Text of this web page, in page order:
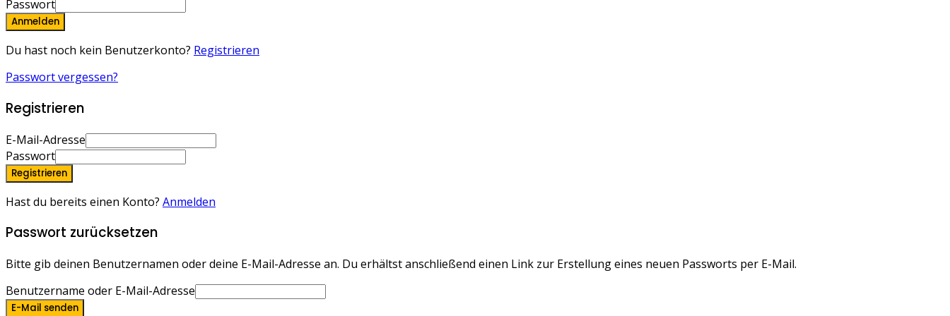
Passwort
Anmelden
Du hast noch kein Benutzerkonto? Registrieren
Passwort vergessen?
Registrieren
E-Mail-Adresse
Passwort
Registrieren
Hast du bereits einen Konto? Anmelden
Passwort zurücksetzen
Bitte gib deinen Benutzernamen oder deine E-Mail-Adresse an. Du erhältst anschließend einen Link zur Erstellung eines neuen Passworts per E-Mail.
Benutzername oder E-Mail-Adresse
E-Mail senden